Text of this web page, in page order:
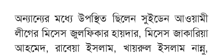
অন্যান্যের মধ্যে উপস্থিত ছিলেন সুইডেন আওয়ামী
লীগের মিসেস জুলফিকার হায়দার, মিসেস জাকারিয়া
আহমেদ, রাবেয়া ইসলাম, খায়রুল ইসলাম নান্নু,